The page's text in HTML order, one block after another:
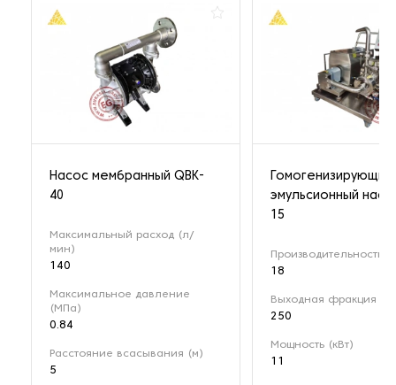
Насос мембранный QBK-
40
Максимальный расход (л/
мин)
140
Максимальное давление
(МПа)
0.84
Расстояние всасывания (м)
5
Гомогенизирующий
эмульсионный
15
Производительность
18
Выходная фракция
250
Мощность (кВт)
11